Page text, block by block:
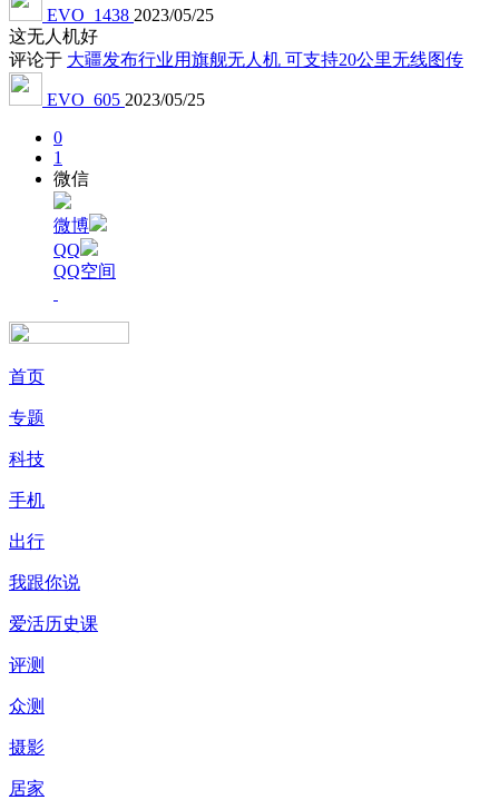
EVO_1438 2023/05/25
这无人机好
评论于 大疆发布行业用旗舰无人机 可支持20公里无线图传
EVO_605 2023/05/25
0
1
微信
微博
QQ
QQ空间
首页
专题
科技
手机
出行
我跟你说
爱活历史课
评测
众测
摄影
居家